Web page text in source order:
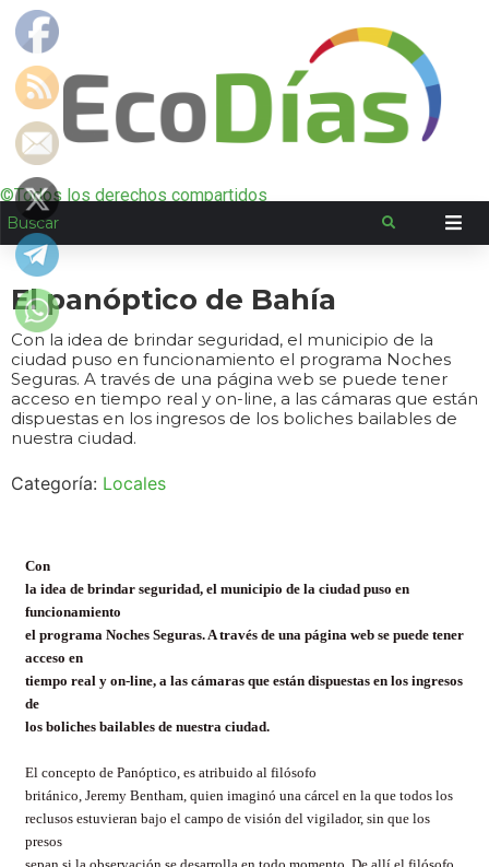
©Todos los derechos compartidos
El panóptico de Bahía
Con la idea de brindar seguridad, el municipio de la
ciudad puso en funcionamiento el programa Noches
Seguras. A través de una página web se puede tener
acceso en tiempo real y on-line, a las cámaras que están
dispuestas en los ingresos de los boliches bailables de
nuestra ciudad.
Categoría: Locales
Con
la idea de brindar seguridad, el municipio de la ciudad puso en
funcionamiento
el programa Noches Seguras. A través de una página web se puede tener
acceso en
tiempo real y on-line, a las cámaras que están dispuestas en los ingresos
de
los boliches bailables de nuestra ciudad.
El concepto de Panóptico, es atribuido al filósofo
británico, Jeremy Bentham, quien imaginó una cárcel en la que todos los
reclusos estuvieran bajo el campo de visión del vigilador, sin que los
presos